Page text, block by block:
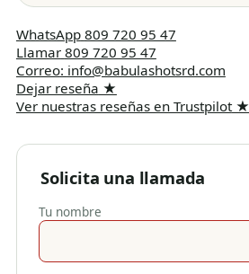
WhatsApp 809 720 95 47
Llamar 809 720 95 47
Correo: info@babulashotsrd.com
Dejar reseña ★
Ver nuestras reseñas en Trustpilot★
Solicita una llamada
Tu nombre